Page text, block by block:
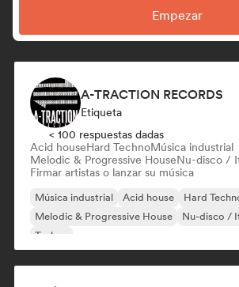
Empezar
A-TRACTION RECORDS
Etiqueta
< 100 respuestas dadas
Acid houseHard TechnoMúsica industrial
Melodic & Progressive HouseNu-disco /
Firmar artistas o lanzar su música
Música industrial Acid house
Hard
Melodic & Progressive House
Nu-disco /
Techno